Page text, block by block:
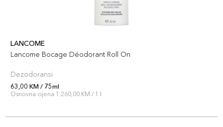
LANCOME
Lancome Bocage Déodorant Roll On
Dezodoransi
63,00 KM / 75ml
Osnovna cijena 1.260,00 KM / 1 l